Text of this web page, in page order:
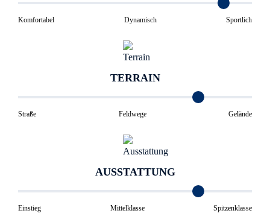
Komfortabel Dynamisch Sportlich
TERRAIN
Straße Feldwege Gelände
AUSSTATTUNG
Einstieg Mittelklasse Spitzenklasse